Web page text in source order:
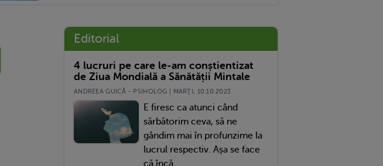
Editorial
4 lucruri pe care le-am conștientizat
de Ziua Mondială a Sănătății Mintale
ANDREEA GUICĂ - PSIHOLOG | MARŢI, 10.10.2023
E firesc ca atunci când
sărbătorim ceva, să ne
gândim mai în profunzime la
lucrul respectiv. Așa se face
că încă...